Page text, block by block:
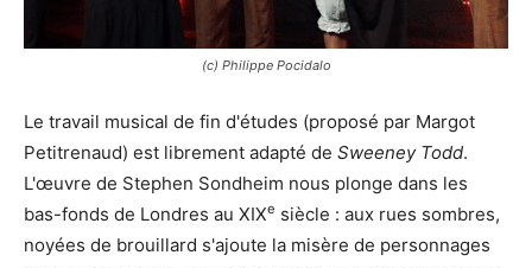
(c) Philippe Pocidalo
Le travail musical de fin d'études (proposé par Margot
Petitrenaud) est librement adapté de Sweeney Todd.
L'œuvre de Stephen Sondheim nous plonge dans les
bas-fonds de Londres au XIXe siècle : aux rues sombres,
noyées de brouillard s'ajoute la misère de personnages